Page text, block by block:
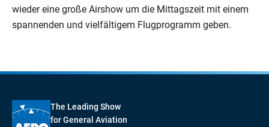
wieder eine große Airshow um die Mittagszeit mit einem
spannenden und vielfältigem Flugprogramm geben.
The Leading Show
for General Aviation